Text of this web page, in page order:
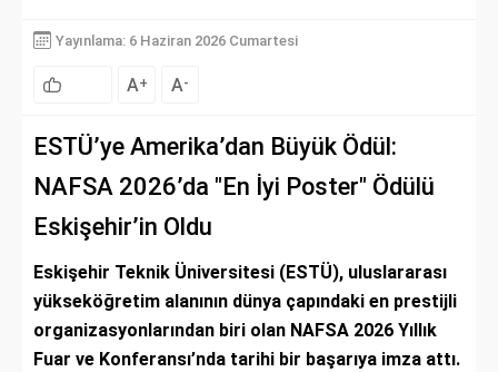
Yayınlama: 6 Haziran 2026 Cumartesi
A+ A-
ESTÜ’ye Amerika’dan Büyük Ödül:
NAFSA 2026’da "En İyi Poster" Ödülü
Eskişehir’in Oldu
Eskişehir Teknik Üniversitesi (ESTÜ), uluslararası
yükseköğretim alanının dünya çapındaki en prestijli
organizasyonlarından biri olan NAFSA 2026 Yıllık
Fuar ve Konferansı’nda tarihi bir başarıya imza attı.